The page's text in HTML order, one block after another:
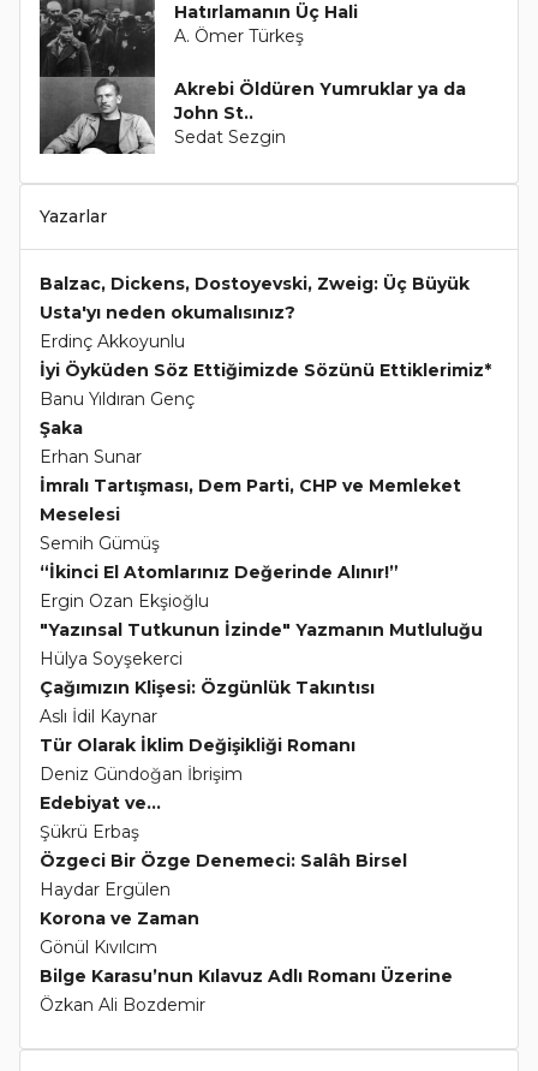
Hatırlamanın Üç Hali
A. Ömer Türkeş
Akrebi Öldüren Yumruklar ya da
John St..
Sedat Sezgin
Yazarlar
Balzac, Dickens, Dostoyevski, Zweig: Üç Büyük
Usta'yı neden okumalısınız?
Erdinç Akkoyunlu
İyi Öyküden Söz Ettiğimizde Sözünü Ettiklerimiz*
Banu Yıldıran Genç
Şaka
Erhan Sunar
İmralı Tartışması, Dem Parti, CHP ve Memleket
Meselesi
Semih Gümüş
“İkinci El Atomlarınız Değerinde Alınır!”
Ergin Ozan Ekşioğlu
"Yazınsal Tutkunun İzinde" Yazmanın Mutluluğu
Hülya Soyşekerci
Çağımızın Klişesi: Özgünlük Takıntısı
Aslı İdil Kaynar
Tür Olarak İklim Değişikliği Romanı
Deniz Gündoğan İbrişim
Edebiyat ve...
Şükrü Erbaş
Özgeci Bir Özge Denemeci: Salâh Birsel
Haydar Ergülen
Korona ve Zaman
Gönül Kıvılcım
Bilge Karasu’nun Kılavuz Adlı Romanı Üzerine
Özkan Ali Bozdemir